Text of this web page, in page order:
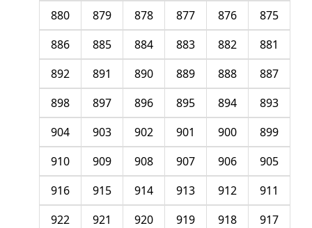
875
876
877
878
879
880
881
882
883
884
885
886
887
888
889
890
891
892
893
894
895
896
897
898
899
900
901
902
903
904
905
906
907
908
909
910
911
912
913
914
915
916
917
918
919
920
921
922